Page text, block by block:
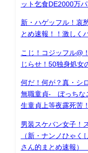
ット乞食DE2000万パ
新・ハゲッフル！哀
とめ速報！！激しく
こじ！コジッフル@
じらせ！50独身処女
何だ！何が？真・
無職童貞- ぼっちな
生童貞上等夜露死苦！
男装スケバン女子！
（新・ナンノひゃく
さん的まとめ速報）